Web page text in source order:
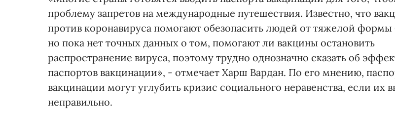
проблему запретов на международные путешествия. Известно, что
против коронавируса помогают обезопасить людей от тяжелой формы
но пока нет точных данных о том, помогают ли вакцины остановить
распространение вируса, поэтому трудно однозначно сказать об
паспортов вакцинации», - отмечает Харш Вардан. По его мнению,
вакцинации могут углубить кризис социального неравенства, если их
неправильно.